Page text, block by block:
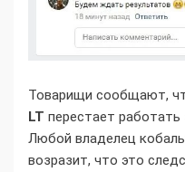
Товарищи сообщают,
LT перестает работать
Любой владелец
возразит, что это